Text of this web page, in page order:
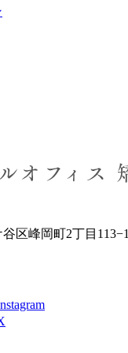
区峰岡町2丁目